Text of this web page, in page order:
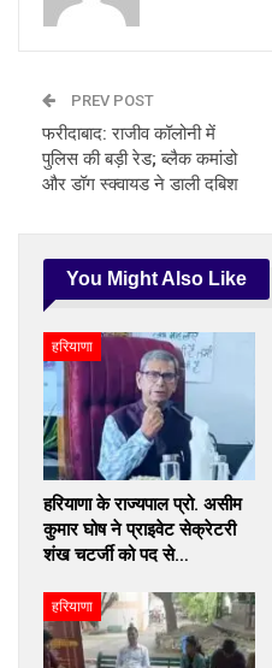
PREV POST
फरीदाबाद: राजीव कॉलोनी में
पुलिस की बड़ी रेड; ब्लैक कमांडो
और डॉग स्क्वायड ने डाली दबिश
You Might Also Like
हरियाणा
हरियाणा के राज्यपाल प्रो. असीम
कुमार घोष ने प्राइवेट सेक्रेटरी
शंख चटर्जी को पद से…
हरियाणा